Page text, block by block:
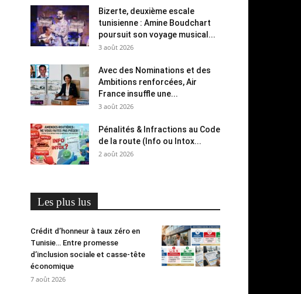
Bizerte, deuxième escale
tunisienne : Amine Boudchart
poursuit son voyage musical...
3 août 2026
Avec des Nominations et des
Ambitions renforcées, Air
France insuffle une...
3 août 2026
Pénalités & Infractions au Code
de la route (Info ou Intox...
2 août 2026
Les plus lus
Crédit d’honneur à taux zéro en
Tunisie… Entre promesse
d’inclusion sociale et casse-tête
économique
7 août 2026